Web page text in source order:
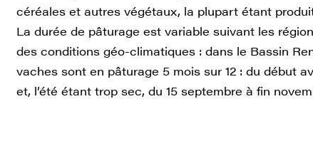
céréales et autres végétaux, la plupart étant
La durée de pâturage est variable suivant les
des conditions géo-climatiques : dans le Bassin
vaches sont en pâturage 5 mois sur 12 : du début
et, l’été étant trop sec, du 15 septembre à fin